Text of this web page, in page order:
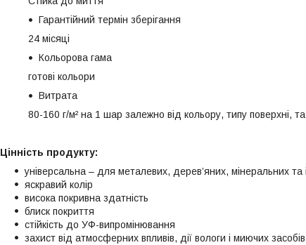
Гарантійний термін зберігання
24 місяці
Кольорова гама
готові кольори
Витрата
80-160 г/м² на 1 шар залежно від кольору, типу поверхні,
Цінність продукту:
універсальна – для металевих, дерев’яних, мінеральних та
яскравий колір
висока покривна здатність
блиск покриття
стійкість до УФ-випромінювання
захист від атмосферних впливів, дії вологи і миючих засобів